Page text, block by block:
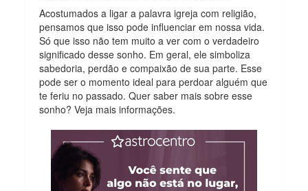
Acostumados a ligar a palavra igreja com religião,
pensamos que isso pode influenciar em nossa vida.
Só que isso não tem muito a ver com o verdadeiro
significado desse sonho. Em geral, ele simboliza
sabedoria, perdão e compaixão de sua parte. Esse
pode ser o momento ideal para perdoar alguém que
te feriu no passado. Quer saber mais sobre esse
sonho? Veja mais informações.